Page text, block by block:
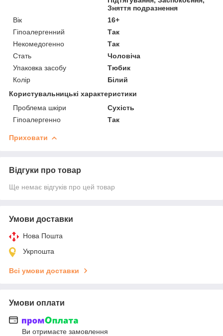
Зняття подразнення
Вік
16+
Гіпоалергенний
Так
Некомедогенно
Так
Стать
Чоловіча
Упаковка засобу
Тюбик
Колір
Білий
Користувальницькі характеристики
Проблема шкіри
Сухість
Гіпоалергенно
Так
Приховати
Відгуки про товар
Ще немає відгуків про цей товар
Умови доставки
Нова Пошта
Укрпошта
Всі умови доставки
Умови оплати
Ви отримаєте замовлення